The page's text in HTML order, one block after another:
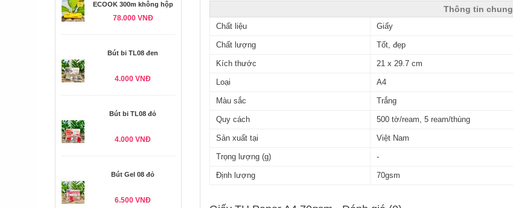
ECOOK 300m không hộp
78.000 VNĐ
Bút bi TL08 đen
4.000 VNĐ
Bút bi TL08 đỏ
4.000 VNĐ
Bút Gel 08 đỏ
6.500 VNĐ
Thông tin chung
Chất liệu Giấy
Chất lượng Tốt, đẹp
Kích thước 21 x 29.7 cm
Loại A4
Màu sắc Trắng
Quy cách 500 tờ/ream, 5 ream/thùng
Sản xuất tại Việt Nam
Trọng lượng (g) -
Định lượng 70gsm